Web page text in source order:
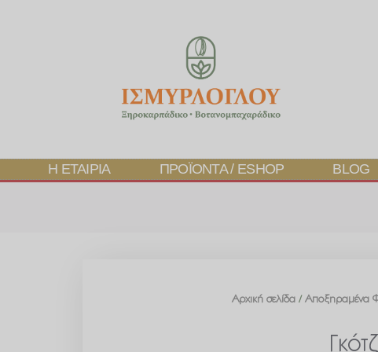
Η ΕΤΑΙΡΊΑ ΠΡΟΪΌΝΤΑ / ESHOP BLOG
Αρχική σελίδα/ Αποξηραμένα